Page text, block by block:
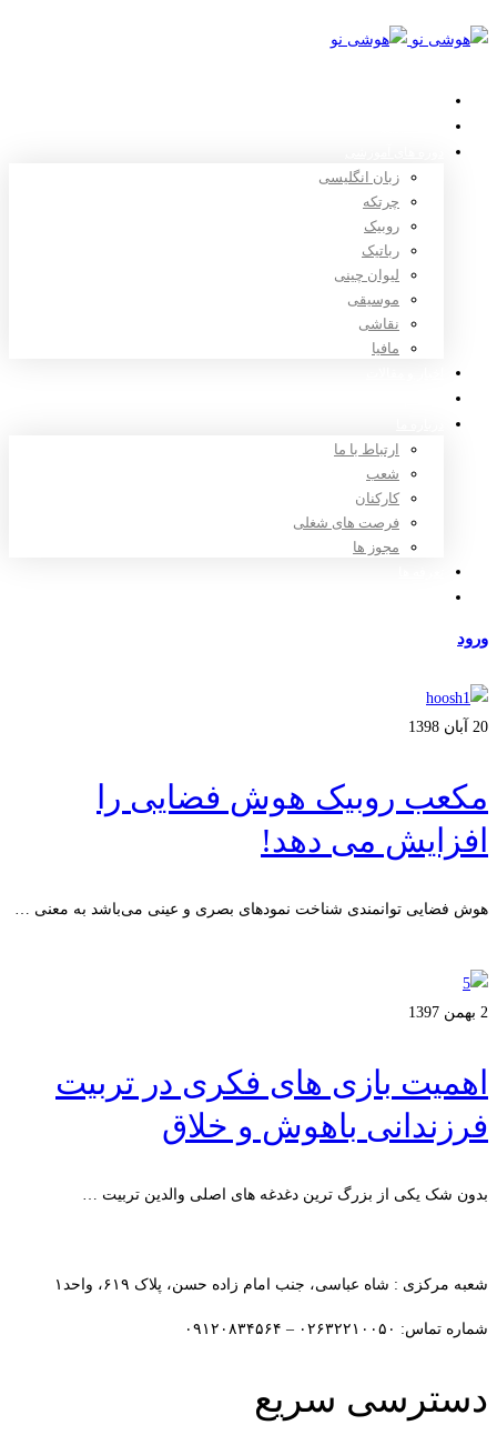
زبان انگلیسی
چرتکه
روبیک
رباتیک
لیوان چینی
موسیقی
نقاشی
مافیا
ارتباط با ما
شعب
کارکنان
فرصت های شغلی
مجوز ها
ورود
20 آبان 1398
مکعب روبیک هوش فضایی را
افزایش می دهد!
هوش فضایی توانمندی شناخت نمودهای بصری و عینی می‌باشد به معنی …
2 بهمن 1397
اهمیت بازی های فکری در تربیت
فرزندانی باهوش و خلاق
بدون شک یکی از بزرگ ترین دغدغه های اصلی والدین تربیت …
شعبه مرکزی : شاه عباسی، جنب امام زاده حسن، پلاک ۶۱۹، واحد۱​
شماره تماس: ۰۲۶۳۲۲۱۰۰۵۰ – ۰۹۱۲۰۸۳۴۵۶۴
دسترسی سریع